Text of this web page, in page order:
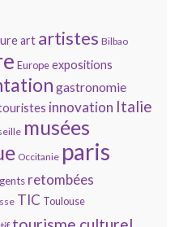
art artistes Bilbao
Europeexpositions
gastronomie
innovation Italie
musées
Occitanie paris
retombées
TIC Toulouse